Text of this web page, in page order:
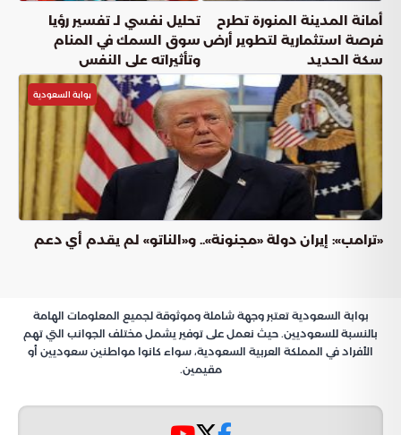
أمانة المدينة المنورة تطرح
فرصة استثمارية لتطوير أرض
سكة الحديد
تحليل نفسي لـ تفسير رؤيا
سوق السمك في المنام
وتأثيراته على النفس
بوابة السعودية
«ترامب»: إيران دولة «مجنونة».. و«الناتو» لم يقدم أي دعم
بوابة السعودية تعتبر وجهة شاملة وموثوقة لجميع المعلومات الهامة
بالنسبة للسعوديين. حيث نعمل على توفير يشمل مختلف الجوانب التي تهم
الأفراد في المملكة العربية السعودية، سواء كانوا مواطنين سعوديين أو
مقيمين.